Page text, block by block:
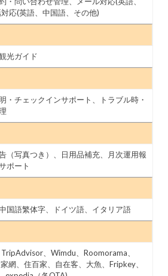
応(英語、中国語、その他)
光ガイド
・チェックインサポート、トラブル時・
（写真つき）、日用品補充、月次運用報
ポート
国語繁体字、ドイツ語、イタリア語
、Wimdu、Roomorama、
網、住百家、自在客、大魚、Fripkey、